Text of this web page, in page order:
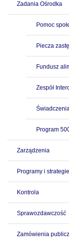
Zadania Ośrodka
Pomoc
Piecza
Fundusz
Zespół
Program
Zarządzenia
Programy i strategie
Kontrola
Sprawozdawczość
Zamówienia